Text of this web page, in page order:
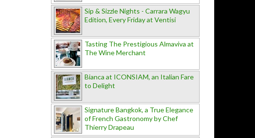
Sip & Sizzle Nights - Carrara Wagyu
Edition, Every Friday at Ventisi
Tasting The Prestigious Almaviva at
The Wine Merchant
Bianca at ICONSIAM, an Italian Fare
to Delight
Signature Bangkok, a True Elegance
of French Gastronomy by Chef
Thierry Drapeau